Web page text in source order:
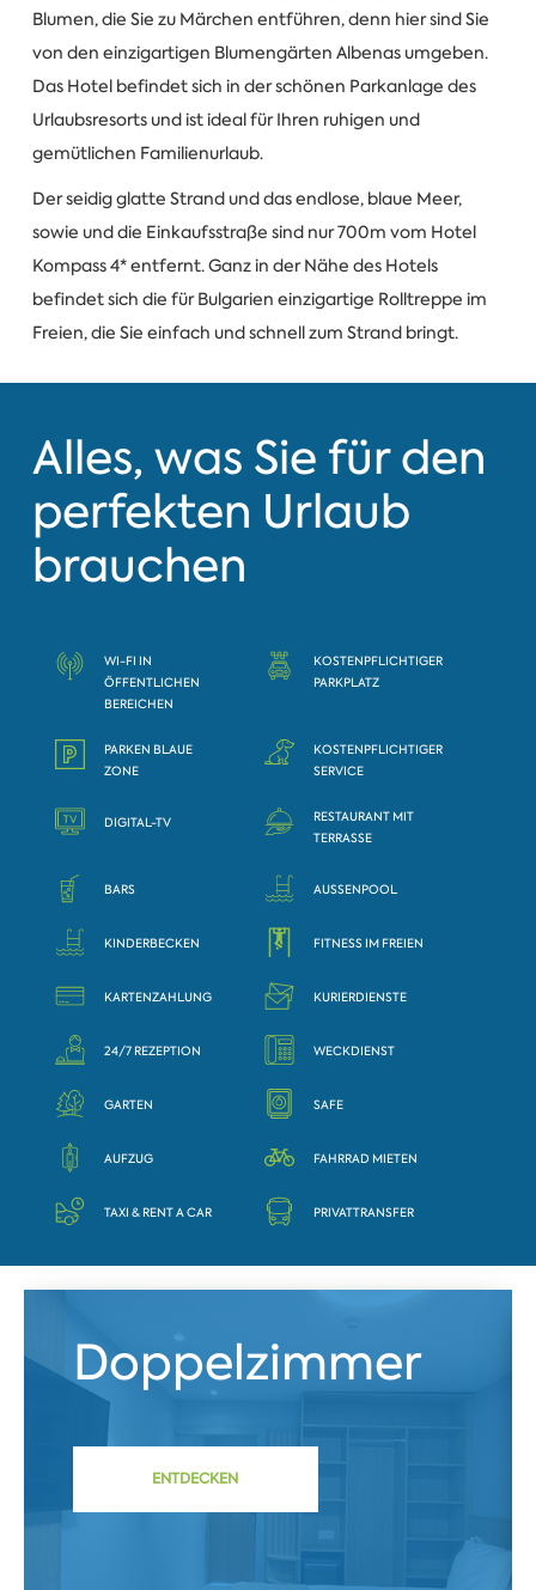
Blumen, die Sie zu Märchen entführen, denn hier sind Sie
von den einzigartigen Blumengärten Albenas umgeben.
Das Hotel befindet sich in der schönen Parkanlage des
Urlaubsresorts und ist ideal für Ihren ruhigen und
gemütlichen Familienurlaub.
Der seidig glatte Strand und das endlose, blaue Meer,
sowie und die Einkaufsstraße sind nur 700m vom Hotel
Kompass 4* entfernt. Ganz in der Nähe des Hotels
befindet sich die für Bulgarien einzigartige Rolltreppe im
Freien, die Sie einfach und schnell zum Strand bringt.
Alles, was Sie für den
perfekten Urlaub
brauchen
WI-FI IN
ÖFFENTLICHEN
BEREICHEN
KOSTENPFLICHTIGER
PARKPLATZ
PARKEN BLAUE
ZONE
KOSTENPFLICHTIGER
SERVICE
DIGITAL-TV
RESTAURANT MIT
TERRASSE
BARS AUSSENPOOL
KINDERBECKEN FITNESS IM FREIEN
KARTENZAHLUNG KURIERDIENSTE
24/7 REZEPTION WECKDIENST
GARTEN SAFE
AUFZUG FAHRRAD MIETEN
TAXI & RENT A CAR PRIVATTRANSFER
Doppelzimmer
ENTDECKEN